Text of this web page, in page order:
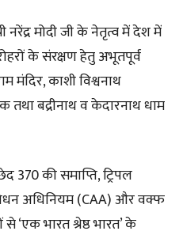
नरेंद्र मोदी जी के नेतृत्व में देश में
के संरक्षण हेतु अभूतपूर्व
मंदिर, काशी विश्वनाथ
बद्रीनाथ व केदारनाथ धाम
370 की समाप्ति, ट्रिपल
अधिनियम (CAA) और वक्फ
‘एक भारत श्रेष्ठ भारत’ के